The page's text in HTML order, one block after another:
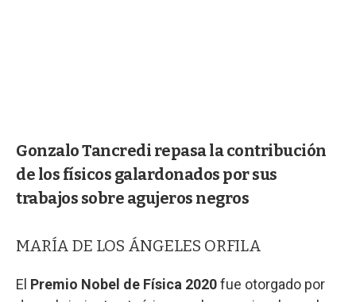
Gonzalo Tancredi repasa la contribución
de los físicos galardonados por sus
trabajos sobre agujeros negros
MARÍA DE LOS ÁNGELES ORFILA
El Premio Nobel de Física 2020fue otorgado por